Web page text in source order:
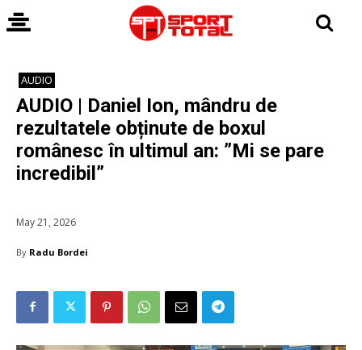
AUDIO
AUDIO | Daniel Ion, mândru de
rezultatele obținute de boxul
românesc în ultimul an: ”Mi se pare
incredibil”
May 21, 2026
By Radu Bordei